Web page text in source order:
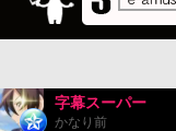
字幕スーパー
かなり前